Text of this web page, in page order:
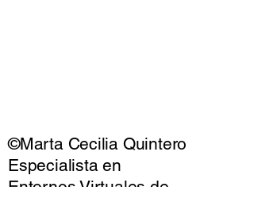
©Marta Cecilia Quintero
Especialista en
Entornos Virtuales de